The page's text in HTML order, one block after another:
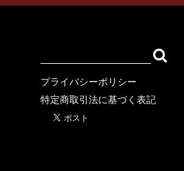
SWEAT OUTER
プライバシーポリシー
特定商取引法に基づく表記